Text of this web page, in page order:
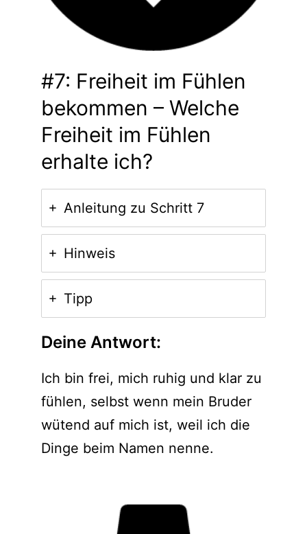
#7: Freiheit im Fühlen
bekommen – Welche
Freiheit im Fühlen
erhalte ich?
Anleitung zu Schritt 7
Hinweis
Tipp
Deine Antwort:
Ich bin frei, mich ruhig und klar zu
fühlen, selbst wenn mein Bruder
wütend auf mich ist, weil ich die
Dinge beim Namen nenne.